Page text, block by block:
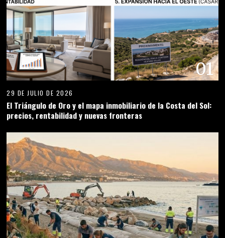
01
29 DE JULIO DE 2026
El Triángulo de Oro y el mapa inmobiliario de la Costa del Sol:
precios, rentabilidad y nuevas fronteras